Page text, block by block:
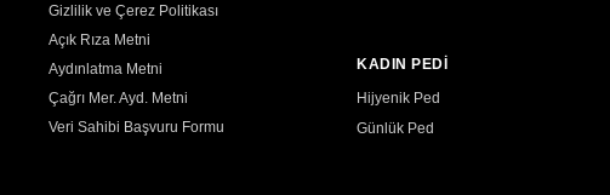
Gizlilik ve Çerez Politikası
Açık Rıza Metni
Aydınlatma Metni
Çağrı Mer. Ayd. Metni
Veri Sahibi Başvuru Formu
KADIN PEDİ
Hijyenik Ped
Günlük Ped